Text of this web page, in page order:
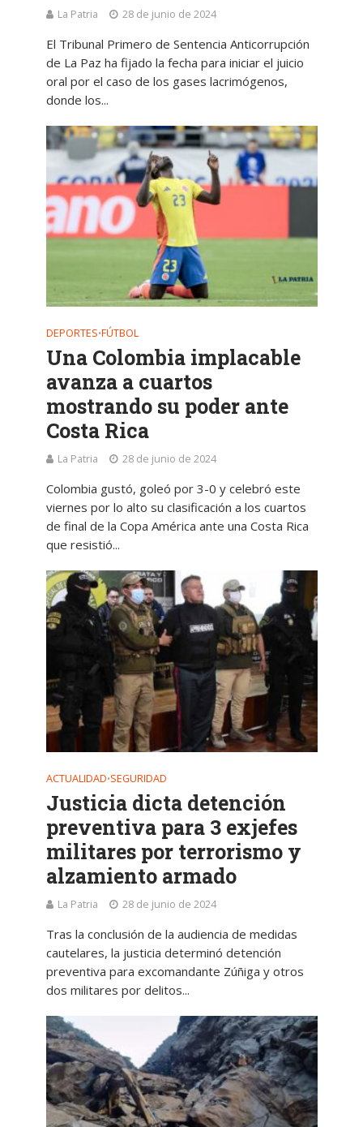
La Patria 28 de junio de 2024
El Tribunal Primero de Sentencia Anticorrupción
de La Paz ha fijado la fecha para iniciar el juicio
oral por el caso de los gases lacrimógenos,
donde los...
DEPORTES•FÚTBOL
Una Colombia implacable
avanza a cuartos
mostrando su poder ante
Costa Rica
La Patria 28 de junio de 2024
Colombia gustó, goleó por 3-0 y celebró este
viernes por lo alto su clasificación a los cuartos
de final de la Copa América ante una Costa Rica
que resistió...
ACTUALIDAD•SEGURIDAD
Justicia dicta detención
preventiva para 3 exjefes
militares por terrorismo y
alzamiento armado
La Patria 28 de junio de 2024
Tras la conclusión de la audiencia de medidas
cautelares, la justicia determinó detención
preventiva para excomandante Zúñiga y otros
dos militares por delitos...